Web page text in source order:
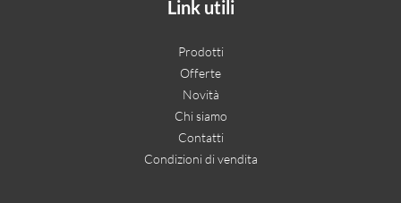
Link utili
Prodotti
Offerte
Novità
Chi siamo
Contatti
Condizioni di vendita